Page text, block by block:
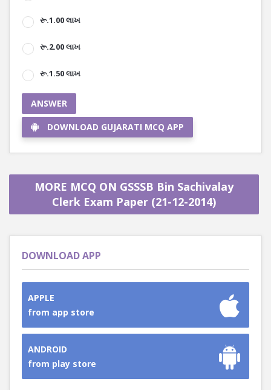
રૂ.1.00 લાખ
રૂ.2.00 લાખ
રૂ.1.50 લાખ
ANSWER
DOWNLOAD GUJARATI MCQ APP
MORE MCQ ON GSSSB Bin Sachivalay
Clerk Exam Paper (21-12-2014)
DOWNLOAD APP
APPLE
from app store
ANDROID
from play store